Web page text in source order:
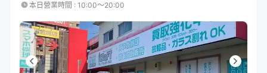
本日營業時間 : 10:00〜20:00